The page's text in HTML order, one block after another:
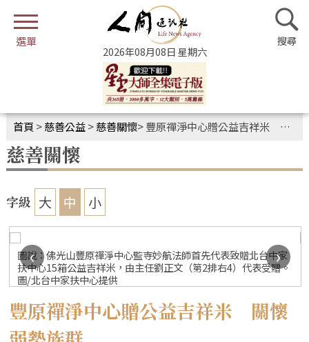
2026年08月08日 星期六
首頁 >慈善公益>慈善關懷>豐原禪淨中心贈公益吉祥米 關懷弱勢族群
慈善關懷
字級 大 中 小
圖說：佛光山豐原禪淨中心監寺妙航法師首先代表致贈北台中家
扶中心15箱公益吉祥米，由主任劉正文（第2排右4）代表受贈。
圖/北台中家扶中心提供
‹ ›
豐原禪淨中心贈公益吉祥米 關懷